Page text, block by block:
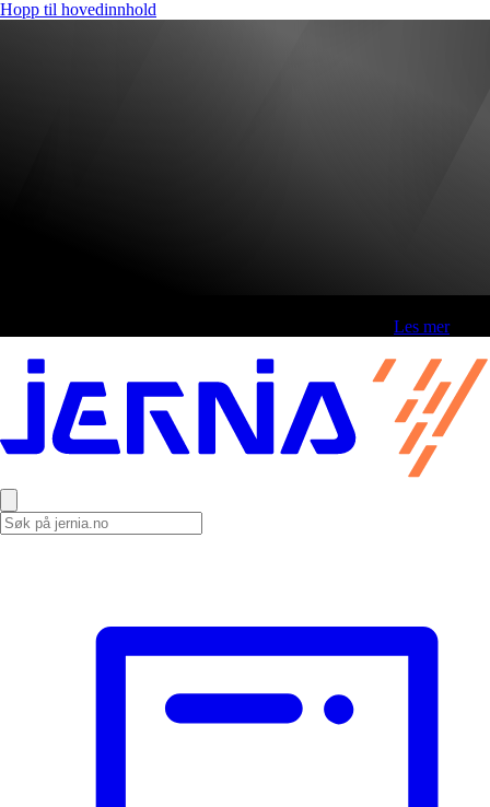
Hopp til hovedinnhold
Les mer